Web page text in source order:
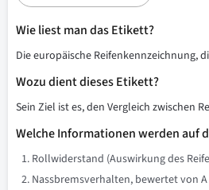
Wie liest man das Etikett?
Die europäische Reifenkennzeichnung,
Wozu dient dieses Etikett?
Sein Ziel ist es, den Vergleich zwischen
Welche Informationen werden auf
Rollwiderstand (Auswirkung des
Nassbremsverhalten, bewertet von A